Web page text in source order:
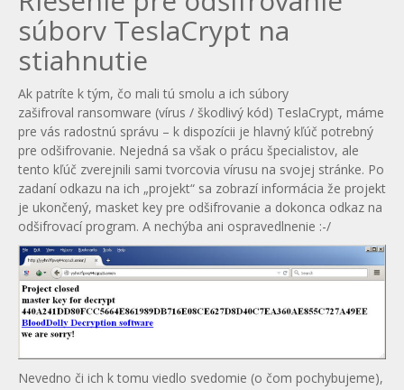
súborv TeslaCrypt na
stiahnutie
Ak patríte k tým, čo mali tú smolu a ich súbory
zašifroval ransomware (vírus / škodlivý kód) TeslaCrypt, máme
pre vás radostnú správu – k dispozícii je hlavný kľúč potrebný
pre odšifrovanie. Nejedná sa však o prácu špecialistov, ale
tento kľúč zverejnili sami tvorcovia vírusu na svojej stránke. Po
zadaní odkazu na ich „projekt“ sa zobrazí informácia že projekt
je ukončený, masket key pre odšifrovanie a dokonca odkaz na
odšifrovací program. A nechýba ani ospravedlnenie :-/
Nevedno či ich k tomu viedlo svedomie (o čom pochybujeme),